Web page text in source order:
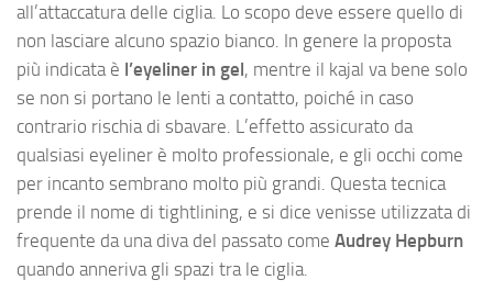
all’attaccatura delle ciglia. Lo scopo deve essere quello di
non lasciare alcuno spazio bianco. In genere la proposta
più indicata è l’eyeliner in gel, mentre il kajal va bene solo
se non si portano le lenti a contatto, poiché in caso
contrario rischia di sbavare. L’effetto assicurato da
qualsiasi eyeliner è molto professionale, e gli occhi come
per incanto sembrano molto più grandi. Questa tecnica
prende il nome di tightlining, e si dice venisse utilizzata di
frequente da una diva del passato come Audrey Hepburn
quando anneriva gli spazi tra le ciglia.